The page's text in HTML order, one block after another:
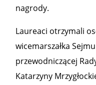
nagrody.
Laureaci otrzymali
wicemarszałka
przewodniczącej
Katarzyny